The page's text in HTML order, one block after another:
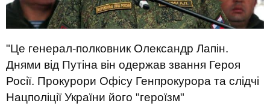
"Це генерал-полковник Олександр Лапін.
Днями від Путіна він одержав звання Героя
Росії. Прокурори Офісу Генпрокурора та слідчі
Нацполіції України його "героїзм"